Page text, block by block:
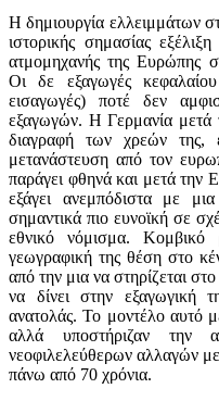
Η δημιουργία ελλειμμάτων
ιστορικής σημασίας
ατμομηχανής της Ευρώπης
Οι δε εξαγωγές
εισαγωγές) ποτέ δεν
εξαγωγών. Η Γερμανία μετά
διαγραφή των χρεών της,
μετανάστευση από τον
παράγει φθηνά και μετά την
εξάγει ανεμπόδιστα με
σημαντικά πιο ευνοϊκή σε
εθνικό νόμισμα.
γεωγραφική της θέση στο
από την μια να στηρίζεται
να δίνει στην εξαγωγική
ανατολάς. Το μοντέλο αυτό
αλλά υποστήριζαν την
νεοφιλελεύθερων αλλαγών
πάνω από 70 χρόνια.